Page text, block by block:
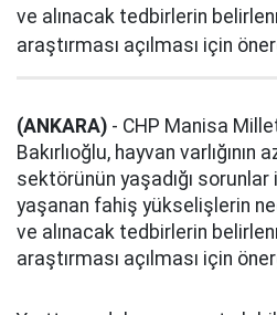
ve alınacak tedbirlerin
araştırması açılması için
(ANKARA) - CHP Manisa
Bakırlıoğlu, hayvan varlığının
sektörünün yaşadığı sorunlar
yaşanan fahiş yükselişlerin
ve alınacak tedbirlerin
araştırması açılması için